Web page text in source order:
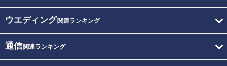
ウエディング関連ランキング
通信関連ランキング